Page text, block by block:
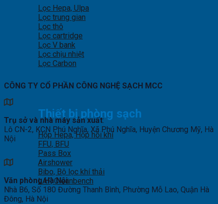
Lọc Hepa, Ulpa
Lọc trung gian
Lọc thô
Lọc cartridge
Lọc V bank
Lọc chịu nhiệt
Lọc Carbon
Thiết bị phòng sạch
Hộp Hepa, Hộp hồi khí
FFU, BFU
Pass Box
Airshower
Bibo, Bộ lọc khí thải
LAF, Cleanbench
CÔNG TY CỔ PHẦN CÔNG NGHỆ SẠCH MCC
Trụ sở và nhà máy sản xuất:
Lô CN-2, KCN Phú Nghĩa, Xã Phú Nghĩa, Huyện Chương Mỹ, Hà
Nội
Văn phòng Hà Nội:
Nhà B6, Số 180 Đường Thanh Bình, Phường Mỗ Lao, Quận Hà
Đông, Hà Nội